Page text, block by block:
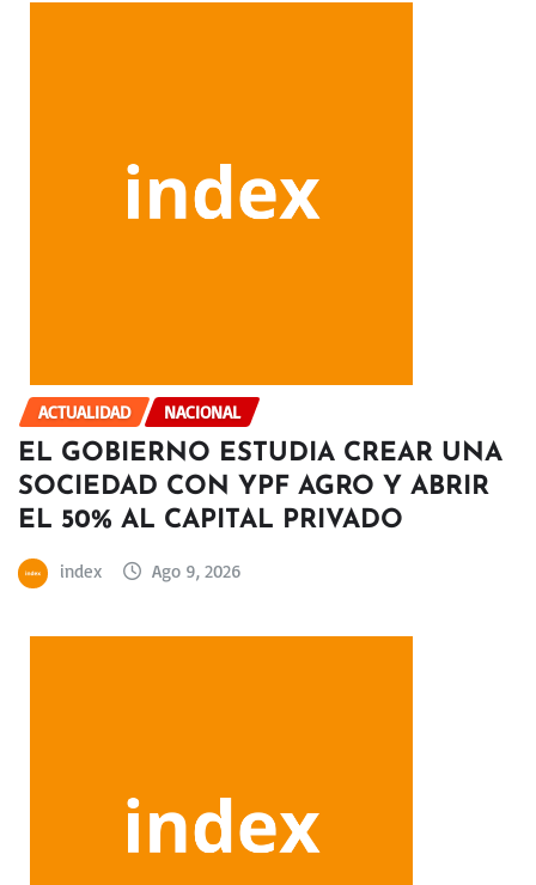
ACTUALIDAD NACIONAL
EL GOBIERNO ESTUDIA CREAR UNA
SOCIEDAD CON YPF AGRO Y ABRIR
EL 50% AL CAPITAL PRIVADO
index Ago 9, 2026